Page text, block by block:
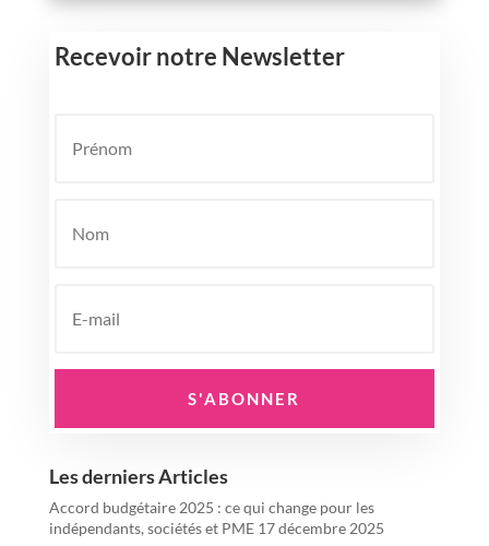
Recevoir notre Newsletter
S'ABONNER
Les derniers Articles
Accord budgétaire 2025 : ce qui change pour les
indépendants, sociétés et PME 17 décembre 2025